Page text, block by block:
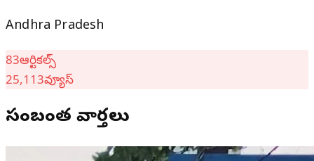
Andhra Pradesh
83ఆర్టికల్స్
25,113వ్యూస్
సంబంధిత వార్తలు